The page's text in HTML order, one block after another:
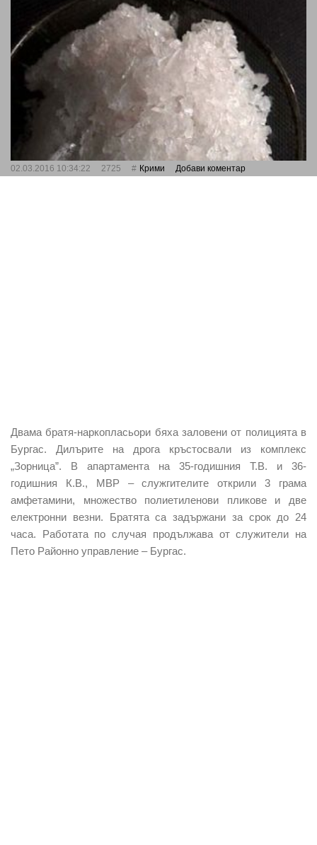
02.03.2016 10:34:22 2725 Крими Добави коментар
Двама братя-наркопласьори бяха заловени от полицията в
Бургас. Дилърите на дрога кръстосвали из комплекс
„Зорница”. В апартамента на 35-годишния Т.В. и 36-
годишния К.В., МВР – служгителите открили 3 грама
амфетамини, множество полиетиленови пликове и две
електронни везни. Братята са задържани за срок до 24
часа. Работата по случая продължава от служители на
Пето Районно управление – Бургас.